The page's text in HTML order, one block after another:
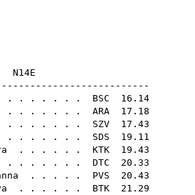
N14E
. . . . . . . BSC 16.14
. . . . . . . ARA 17.18
. . . . . . . SZV 17.43
. . . . . . . SDS 19.11
. . . . . . KTK 19.43
. . . . . . . DTC 20.33
. . . . . PVS 20.43
. . . . . . BTK 21.29